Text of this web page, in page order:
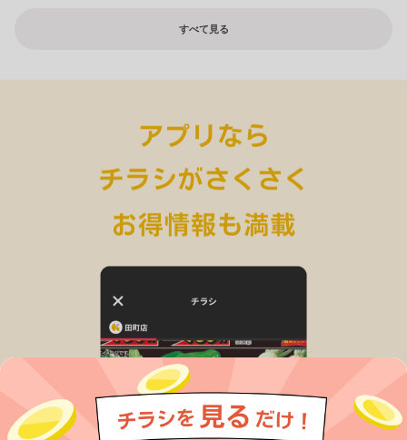
すべて見る